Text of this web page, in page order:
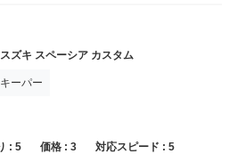
ズキ スペーシア カスタム
ーパー
: 5 価格 : 3 対応スピード : 5